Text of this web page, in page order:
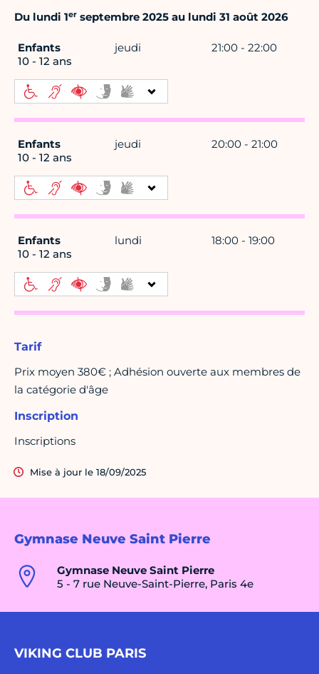
Gymnase Neuve Saint Pierre
Gymnase Neuve Saint Pierre
5 - 7 rue Neuve-Saint-Pierre, Paris 4e
VIKING CLUB PARIS
Du lundi 1er septembre 2025 au lundi 31 août 2026
Enfants
10 - 12 ans
jeudi 21:00 - 22:00
Enfants
10 - 12 ans
jeudi 20:00 - 21:00
Enfants
10 - 12 ans
lundi 18:00 - 19:00
Tarif
Prix moyen 380€ ; Adhésion ouverte aux membres de
la catégorie d'âge
Inscription
Inscriptions
Mise à jour le 18/09/2025